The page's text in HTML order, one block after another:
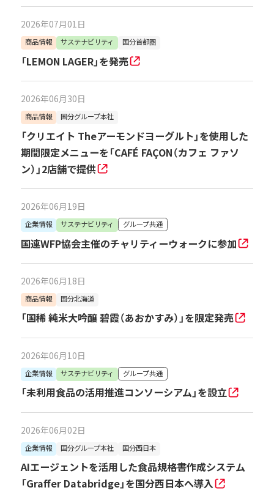
2026年07月01日
商品情報 サステナビリティ 国分首都圏
「LEMON LAGER」を発売
2026年06月30日
商品情報 国分グループ本社
「クリエイト Theアーモンドヨーグルト」を使用した
期間限定メニューを「CAFÉ FAÇON（カフェ ファソ
ン）」2店舗で提供
2026年06月19日
企業情報 サステナビリティ グループ共通
国連WFP協会主催のチャリティーウォークに参加
2026年06月18日
商品情報 国分北海道
「国稀 純米大吟醸 碧霞（あおかすみ）」を限定発売
2026年06月10日
企業情報 サステナビリティ グループ共通
「未利用食品の活用推進コンソーシアム」を設立
2026年06月02日
企業情報 国分グループ本社 国分西日本
AIエージェントを活用した食品規格書作成システム
「Graffer Databridge」を国分西日本へ導入